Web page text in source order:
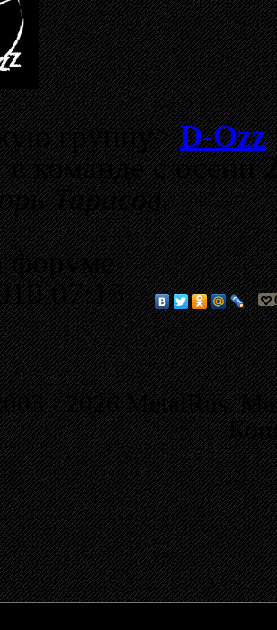
группу>D-Ozz
команде с осени
Тарасов.
форуме
07:15
- 2026 MetalRus.